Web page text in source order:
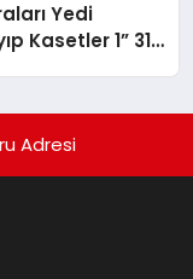
Yedi
Kasetler 1” 31
Adresi